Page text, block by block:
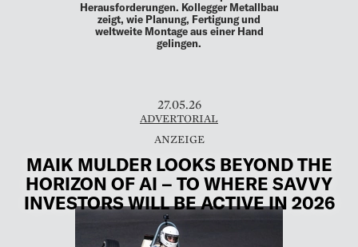
Herausforderungen. Kollegger Metallbau
zeigt, wie Planung, Fertigung und
weltweite Montage aus einer Hand
gelingen.
27.05.26
ADVERTORIAL
MAIK MULDER LOOKS BEYOND THE
HORIZON OF AI – TO WHERE SAVVY
INVESTORS WILL BE ACTIVE IN 2026